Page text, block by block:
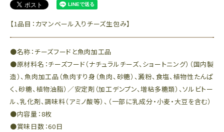
【1品目：カマンベール入りチーズ生包み】
●名称：チーズフードと魚肉加工品
●原材料名：チーズフード（ナチュラルチーズ、ショートニング）（国内製
造）、魚肉加工品（魚肉すり身（魚肉、砂糖）、澱粉、食塩、植物性たんぱ
く、砂糖、植物油脂）／安定剤（加工デンプン、増粘多糖類）、ソルビトー
ル、乳化剤、調味料（アミノ酸等）、（一部に乳成分・小麦・大豆を含む）
●内容量：8枚
●賞味日数：60日